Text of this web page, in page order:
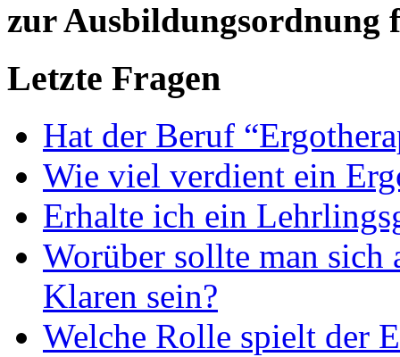
zur Ausbildungsordnung
Letzte Fragen
Hat der Beruf
Wie viel verdient ein
Erhalte ich ein
Worüber sollte man sich
Klaren sein?
Welche Rolle spielt der